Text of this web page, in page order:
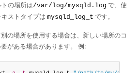
の場所は/var/log/mysqld.log で、使
ストタイプは mysqld_log_t です。
の場所を使用する場合は、新しい場所のコ
がある場合があります。 例: